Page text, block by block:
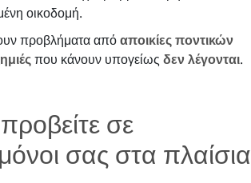
οικοδομή.
προβλήματα απόαποικίες ποντικών
που κάνουν υπογείως δεν λέγονται.
σε
σας στα πλαίσια